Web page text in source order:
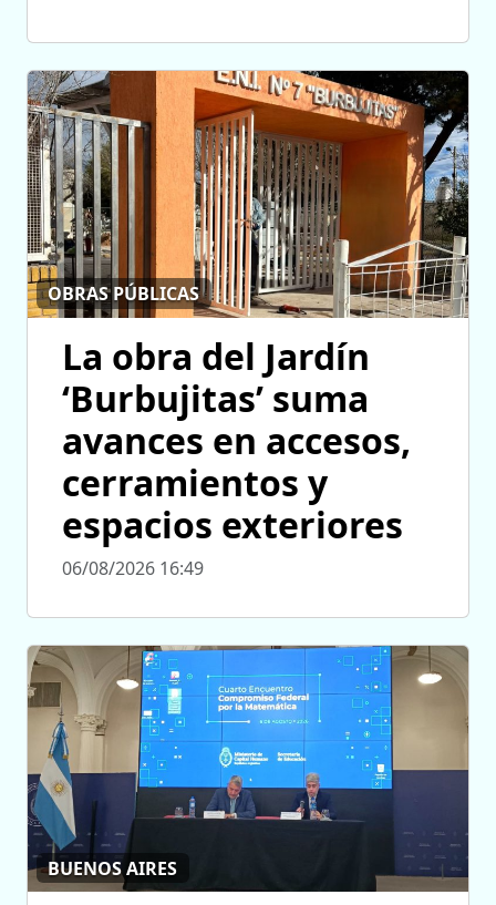
OBRAS PÚBLICAS
La obra del Jardín
‘Burbujitas’ suma
avances en accesos,
cerramientos y
espacios exteriores
06/08/2026 16:49
BUENOS AIRES